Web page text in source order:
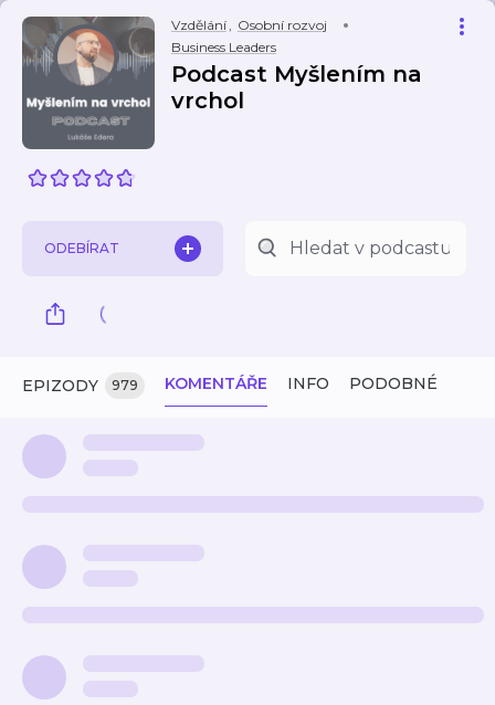
Vzdělání, Osobní rozvoj
Business Leaders
Podcast Myšlením na
vrchol
ODEBÍRAT
EPIZODY 979 KOMENTÁŘE INFO PODOBNÉ